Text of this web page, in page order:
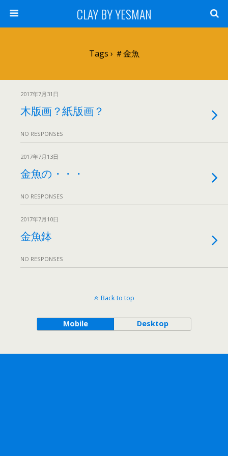
CLAY BY YESMAN
Tags › ＃金魚
2017年7月31日
木版画？紙版画？
NO RESPONSES
2017年7月13日
金魚の・・・
NO RESPONSES
2017年7月10日
金魚鉢
NO RESPONSES
Back to top
Mobile Desktop